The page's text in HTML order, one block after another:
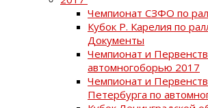
Чемпионат СЗФО по
Кубок Р. Карелия по
Документы
Чемпионат и
автомногоборью 2017
Чемпионат и
Петербурга по